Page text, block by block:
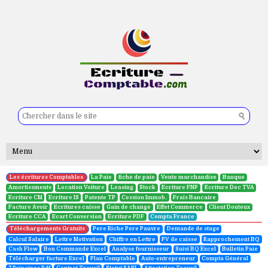
Les écritures Comptables La Paie fiche de paie Vente marchandise
Banque
Amortissments
Location Voiture Leasing Stock Ecriture FNP
Ecriture Dec TVA
Ecriture CM
Ecriture IS Patente TP Cession Immob.
Frais Bancaire
Facture Avoir
Ecritures caisse Gain de change Effet Commerce
Client Douteux
Ecriture CCA
Ecart Conversion Ecriture PDF Compta France
Téléchargements Gratuits Pere Riche Pere Pauvre
Demande de stage
Calcul Salaire
Lettre Motivation Chiffre en Lettre PV de caisse
Rapprochement BQ
Cash Flow
Bon Commande Excel Analyse fournisseur Suivi BQ Excel
Bulletin Paie
Télécharger facture Excel
Plan Comptable Auto-entrepreneur
Compta Général